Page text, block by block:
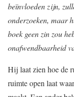
beïnvloeden zijn,
onderzoeken, maar
boek geen zin zou
onafwendbaarheid
Hij laat zien hoe de
ruimte open laat